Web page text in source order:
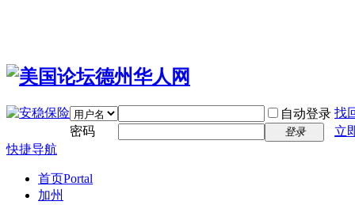
自动登录 找
密码
登录
立
快捷导航
首页Portal
加州